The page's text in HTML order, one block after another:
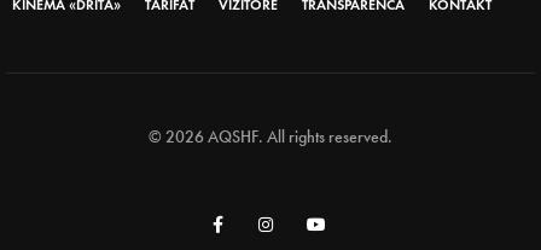
KINEMA «DRITA»
TARIFAT VIZITORË TRANSPARENCA KONTAKT
© 2026 AQSHF. All rights reserved.